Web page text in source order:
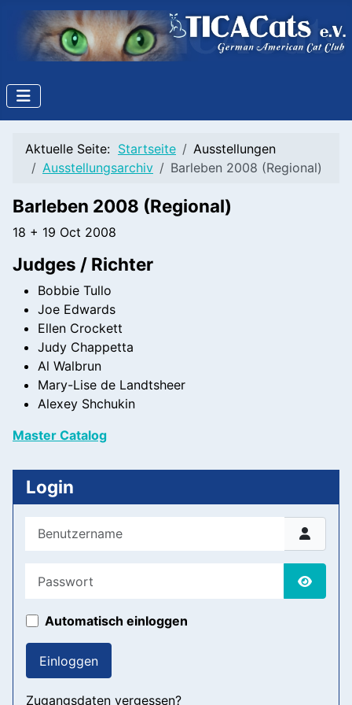
Aktuelle Seite: Startseite
Ausstellungen
Ausstellungsarchiv
Barleben 2008 (Regional)
Barleben 2008 (Regional)
18 + 19 Oct 2008
Judges / Richter
Bobbie Tullo
Joe Edwards
Ellen Crockett
Judy Chappetta
Al Walbrun
Mary-Lise de Landtsheer
Alexey Shchukin
Master Catalog
Login
Benutzername
Automatisch einloggen
Einloggen
Zugangsdaten vergessen?